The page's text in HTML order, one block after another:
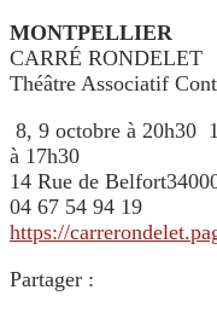
MONTPELLIER
CARRÉ RONDELET
Théâtre Associatif
8, 9 octobre à 20h30
à 17h30
14 Rue de
04 67 54 94 19
https://
Partager :